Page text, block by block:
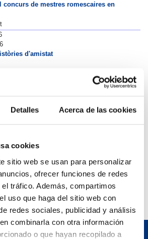
Detalles Acerca de las cookies
cookies
sitio web se usan para personalizar
ofrecer funciones de redes
tráfico. Además, compartimos
uso que haga del sitio web con
redes sociales, publicidad y análisis
combinarla con otra información
o que hayan recopilado a
concurs de mestres romescaires en
d'amistat
PortAutors/es 2026